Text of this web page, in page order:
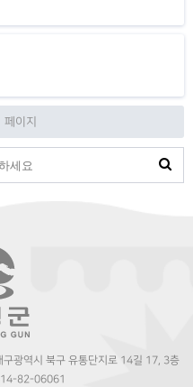
페이지
광역시 북구 유통단지로 14길 17, 3층
82-06061